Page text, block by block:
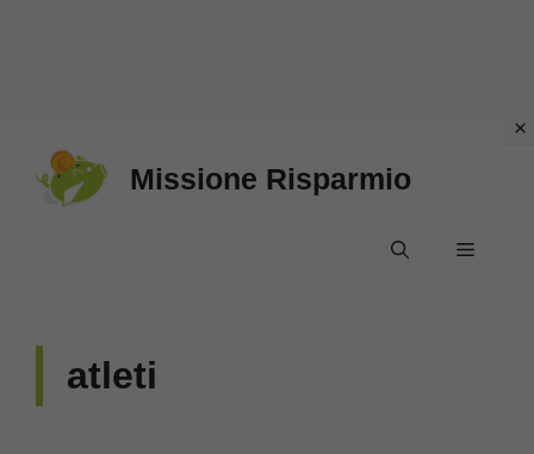
Missione Risparmio
Menu
atleti